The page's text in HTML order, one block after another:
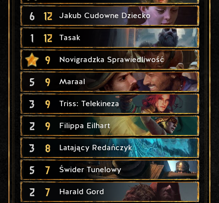
6 12 Jakub Cudowne Dziecko
1 12 Tasak
9 Novigradzka Sprawiedliwość
5 9 Maraal
3 9 Triss: Telekineza
2 9 Filippa Eilhart
3 8 Latający Redańczyk
5 7 Świder Tunelowy
2 7 Harald Gord